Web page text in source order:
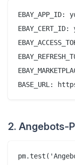
EBAY_APP_ID:
2. Angebots-